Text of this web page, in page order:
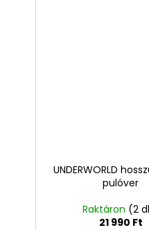
UNDERWORLD
pulóver
Raktáron (2
21 990 Ft